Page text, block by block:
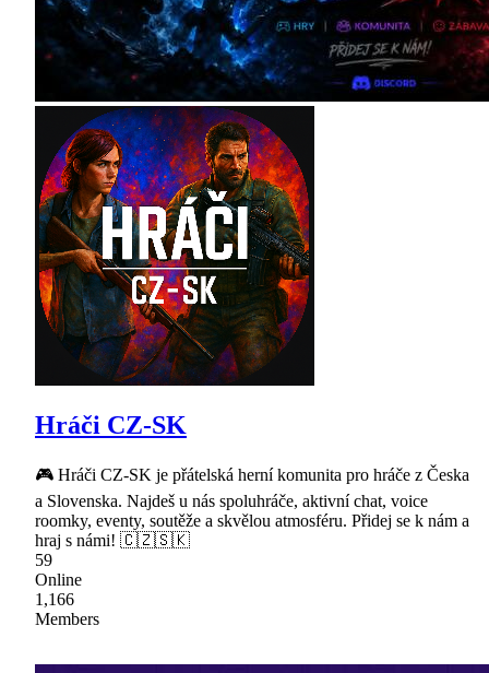
Hráči CZ-SK
🎮 Hráči CZ-SK je přátelská herní komunita pro hráče z Česka
a Slovenska. Najdeš u nás spoluhráče, aktivní chat, voice
roomky, eventy, soutěže a skvělou atmosféru. Přidej se k nám a
hraj s námi! 🇨🇿🇸🇰
59
Online
1,166
Members